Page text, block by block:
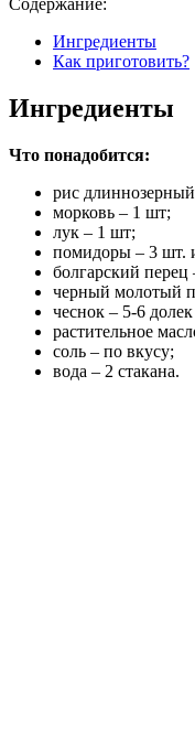
Ингредиенты
Как приготовить?
Ингредиенты
Что понадобится:
рис
морковь – 1 шт;
лук – 1 шт;
помидоры – 3 шт.
болгарский
черный молотый
чеснок – 5-6
растительное
соль – по вкусу;
вода – 2 стакана.